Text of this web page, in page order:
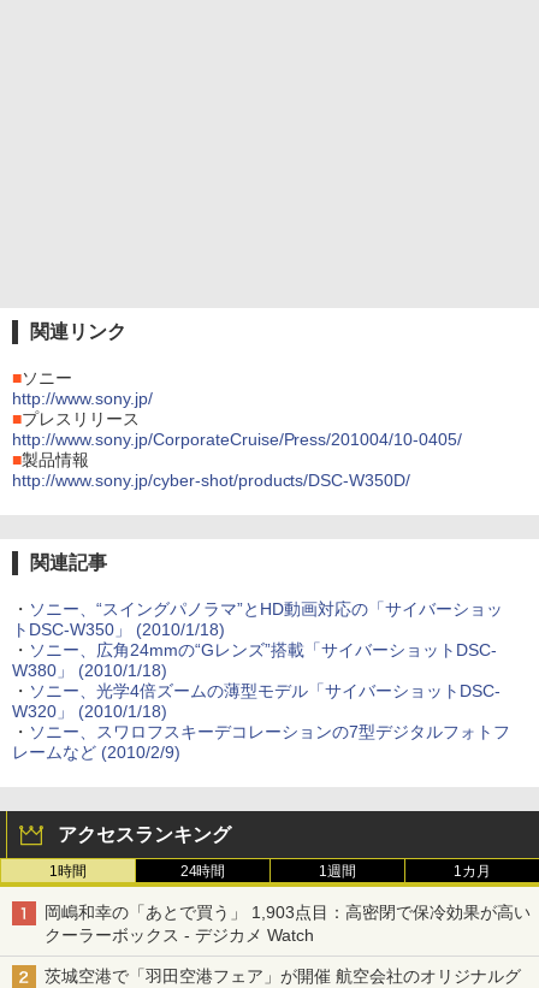
関連リンク
■ソニー
http://www.sony.jp/
■プレスリリース
http://www.sony.jp/CorporateCruise/Press/201004/10-0405/
■製品情報
http://www.sony.jp/cyber-shot/products/DSC-W350D/
関連記事
・ ソニー、“スイングパノラマ”とHD動画対応の「サイバーショッ
トDSC-W350」 (2010/1/18)
・ ソニー、広角24mmの“Gレンズ”搭載「サイバーショットDSC-
W380」 (2010/1/18)
・ ソニー、光学4倍ズームの薄型モデル「サイバーショットDSC-
W320」 (2010/1/18)
・ ソニー、スワロフスキーデコレーションの7型デジタルフォトフ
レームなど (2010/2/9)
アクセスランキング
1時間 24時間 1週間 1カ月
岡嶋和幸の「あとで買う」 1,903点目：高密閉で保冷効果が高い
クーラーボックス - デジカメ Watch
茨城空港で「羽田空港フェア」が開催 航空会社のオリジナルグ